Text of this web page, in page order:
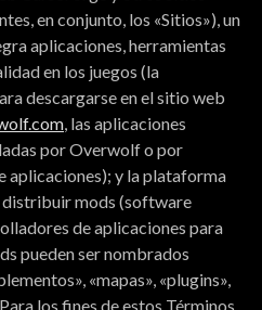
en conjunto, los «Sitios»), un
aplicaciones, herramientas
en los juegos (la
descargarse en el sitio web
, las aplicaciones
por Overwolf o por
aplicaciones); y la plataforma
distribuir mods (software
de aplicaciones para
pueden ser nombrados
«mapas», «plugins»,
los fines de estos Términos